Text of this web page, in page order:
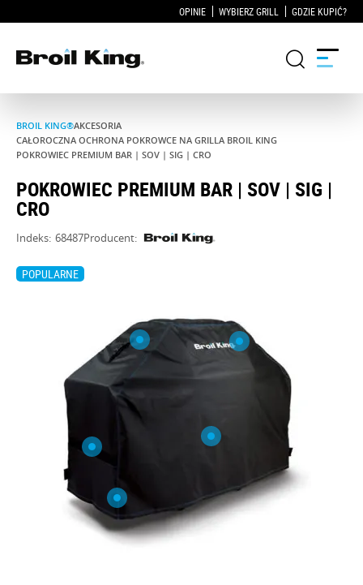
OPINIE WYBIERZ GRILL GDZIE KUPIĆ?
Grille
KUCHNIE OGRODOWE
Akcesoria do grillowania
WSPARCIE
O NAS
BROIL KING®AKCESORIA
CAŁOROCZNA OCHRONA POKROWCE NA GRILLA BROIL KING
POKROWIEC PREMIUM BAR | SOV | SIG | CRO
POKROWIEC PREMIUM BAR | SOV | SIG |
CRO
Indeks: 68487Producent:
POPULARNE